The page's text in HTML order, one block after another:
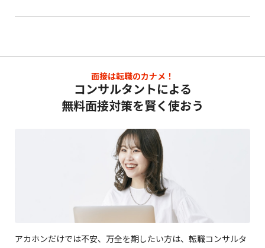
面接は転職のカナメ！
コンサルタントによる
無料面接対策を賢く使おう
アカホンだけでは不安、万全を期したい方は、転職コンサルタ